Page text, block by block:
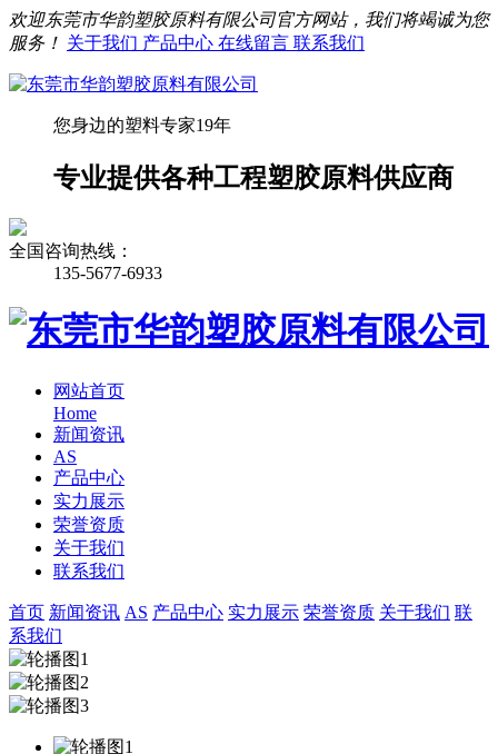
欢迎东莞市华韵塑胶原料有限公司官方网站，我们将竭诚为您
服务！ 关于我们 产品中心 在线留言 联系我们
您身边的塑料专家19年
专业提供各种工程塑胶原料供应商
全国咨询热线：
135-5677-6933
网站首页
Home
新闻资讯
AS
产品中心
实力展示
荣誉资质
关于我们
联系我们
首页 新闻资讯 AS 产品中心 实力展示 荣誉资质 关于我们 联
系我们